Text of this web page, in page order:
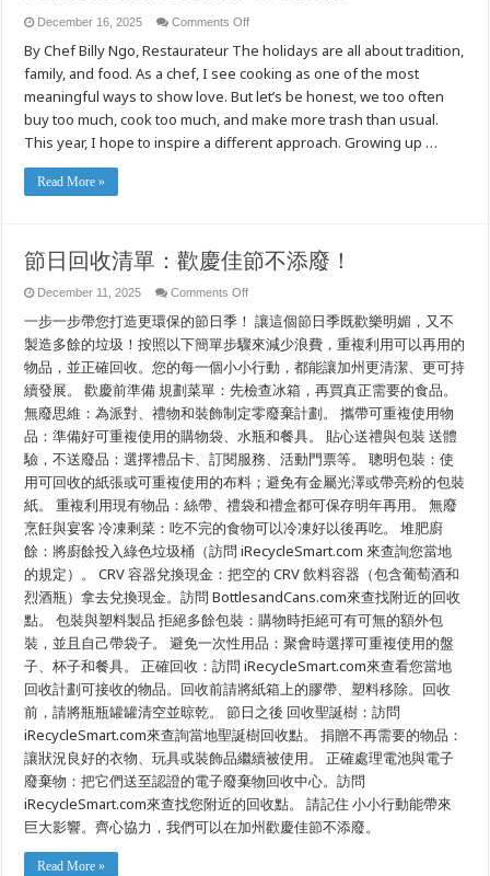
요
로
꿈
시
는
December 16, 2025 Comments Offon
I
Turn
Holiday
Leftovers
into
Something
Delicious
and
Good
By Chef Billy Ngo, Restaurateur The holidays are all about tradition,
family, and food. As a chef, I see cooking as one of the most
meaningful ways to show love. But let’s be honest, we too often
buy too much, cook too much, and make more trash than usual.
This year, I hope to inspire a different approach. Growing up …
Read More »
節日回收清單：歡慶佳節不添廢！
December 11, 2025 Comments Offon
日
回
收
清
單：
歡
慶
佳
節
不
添
廢！
一步一步帶您打造更環保的節日季！ 讓這個節日季既歡樂明媚，又不
製造多餘的垃圾！按照以下簡單步驟來減少浪費，重複利用可以再用的
物品，並正確回收。您的每一個小小行動，都能讓加州更清潔、更可持
續發展。 歡慶前準備 規劃菜單：先檢查冰箱，再買真正需要的食品。
無廢思維：為派對、禮物和裝飾制定零廢棄計劃。 攜帶可重複使用物
品：準備好可重複使用的購物袋、水瓶和餐具。 貼心送禮與包裝 送體
驗，不送廢品：選擇禮品卡、訂閱服務、活動門票等。 聰明包裝：使
用可回收的紙張或可重複使用的布料；避免有金屬光澤或帶亮粉的包裝
紙。 重複利用現有物品：絲帶、禮袋和禮盒都可保存明年再用。 無廢
烹飪與宴客 冷凍剩菜：吃不完的食物可以冷凍好以後再吃。 堆肥廚
餘：將廚餘投入綠色垃圾桶（訪問 iRecycleSmart.com 來查詢您當地
的規定）。 CRV 容器兌換現金：把空的 CRV 飲料容器（包含葡萄酒和
烈酒瓶）拿去兌換現金。訪問 BottlesandCans.com來查找附近的回收
點。 包裝與塑料製品 拒絕多餘包裝：購物時拒絕可有可無的額外包
裝，並且自己帶袋子。 避免一次性用品：聚會時選擇可重複使用的盤
子、杯子和餐具。 正確回收：訪問 iRecycleSmart.com來查看您當地
回收計劃可接收的物品。回收前請將紙箱上的膠帶、塑料移除。回收
前，請將瓶瓶罐罐清空並晾乾。 節日之後 回收聖誕樹：訪問
iRecycleSmart.com來查詢當地聖誕樹回收點。 捐贈不再需要的物品：
讓狀況良好的衣物、玩具或裝飾品繼續被使用。 正確處理電池與電子
廢棄物：把它們送至認證的電子廢棄物回收中心。訪問
iRecycleSmart.com來查找您附近的回收點。 請記住 小小行動能帶來
巨大影響。齊心協力，我們可以在加州歡慶佳節不添廢。
Read More »